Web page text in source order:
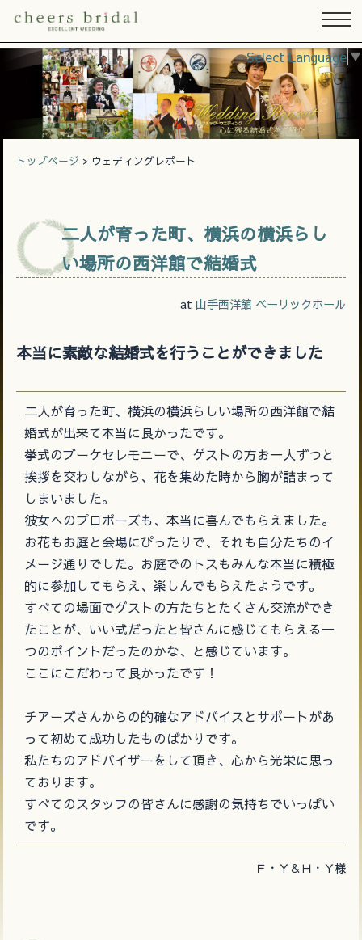
Select Language ▼
トップページ > ウェディングレポート
二人が育った町、横浜の横浜らし
い場所の西洋館で結婚式
at 山手西洋館 ベーリックホール
本当に素敵な結婚式を行うことができました
二人が育った町、横浜の横浜らしい場所の西洋館で結
婚式が出来て本当に良かったです。
挙式のブーケセレモニーで、ゲストの方お一人ずつと
挨拶を交わしながら、花を集めた時から胸が詰まって
しまいました。
彼女へのプロポーズも、本当に喜んでもらえました。
お花もお庭と会場にぴったりで、それも自分たちのイ
メージ通りでした。お庭でのトスもみんな本当に積極
的に参加してもらえ、楽しんでもらえたようです。
すべての場面でゲストの方たちとたくさん交流ができ
たことが、いい式だったと皆さんに感じてもらえる一
つのポイントだったのかな、と感じています。
ここにこだわって良かったです！
チアーズさんからの的確なアドバイスとサポートがあ
って初めて成功したものばかりです。
私たちのアドバイザーをして頂き、心から光栄に思っ
ております。
すべてのスタッフの皆さんに感謝の気持ちでいっぱい
です。
Ｆ・Ｙ＆Ｈ・Ｙ様